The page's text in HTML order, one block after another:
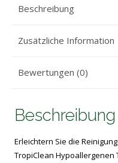
Beschreibung
Zusätzliche Information
Bewertungen (0)
Beschreibung
Erleichtern Sie die
TropiClean Hypoallergenen